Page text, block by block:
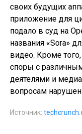
своих будущих
приложение для
подало в суд на
названия «Sora»
видео. Кроме
споры с
деятелями и
вопросам
Источник: